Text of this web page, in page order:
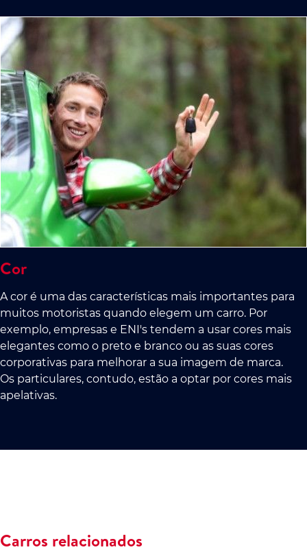
Cor
A cor é uma das características mais importantes para
muitos motoristas quando elegem um carro. Por
exemplo, empresas e ENI's tendem a usar cores mais
elegantes como o preto e branco ou as suas cores
corporativas para melhorar a sua imagem de marca.
Os particulares, contudo, estão a optar por cores mais
apelativas.
Carros relacionados